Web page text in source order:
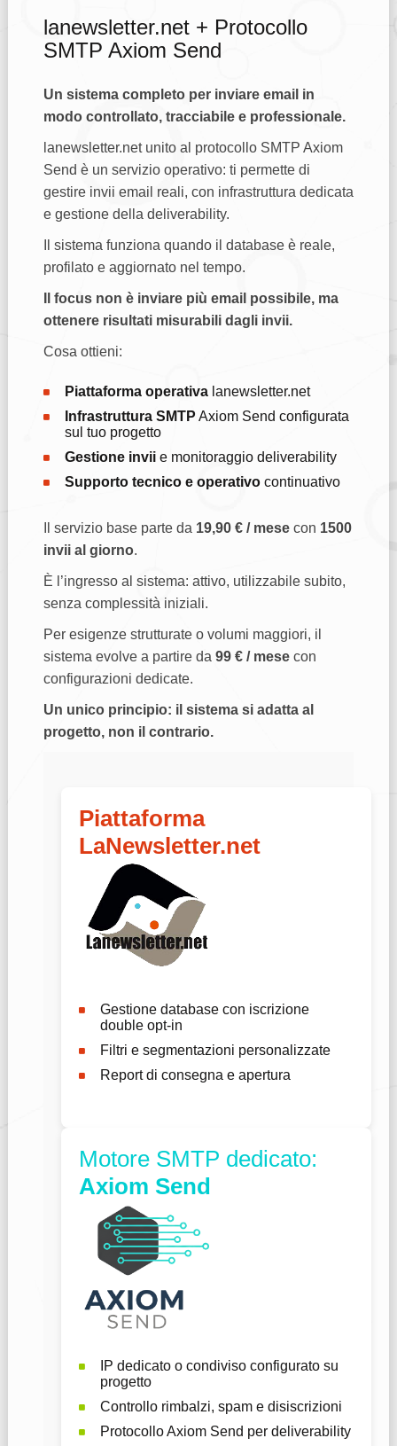
lanewsletter.net + Protocollo
SMTP Axiom Send
Un sistema completo per inviare email in
modo controllato, tracciabile e professionale.
lanewsletter.net unito al protocollo SMTP Axiom
Send è un servizio operativo: ti permette di
gestire invii email reali, con infrastruttura dedicata
e gestione della deliverability.
Il sistema funziona quando il database è reale,
profilato e aggiornato nel tempo.
Il focus non è inviare più email possibile, ma
ottenere risultati misurabili dagli invii.
Cosa ottieni:
Piattaforma operativalanewsletter.net
Infrastruttura SMTP Axiom Send configurata
sul tuo progetto
Gestione inviie monitoraggio deliverability
Supporto tecnico e operativocontinuativo
Il servizio base parte da 19,90 € / mesecon 1500
invii al giorno.
È l’ingresso al sistema: attivo, utilizzabile subito,
senza complessità iniziali.
Per esigenze strutturate o volumi maggiori, il
sistema evolve a partire da 99 € / mesecon
configurazioni dedicate.
Un unico principio: il sistema si adatta al
progetto, non il contrario.
Piattaforma
LaNewsletter.net
Gestione database con iscrizione
double opt-in
Filtri e segmentazioni personalizzate
Report di consegna e apertura
Motore SMTP dedicato:
Axiom Send
IP dedicato o condiviso configurato su
progetto
Controllo rimbalzi, spam e disiscrizioni
Protocollo Axiom Send per deliverability